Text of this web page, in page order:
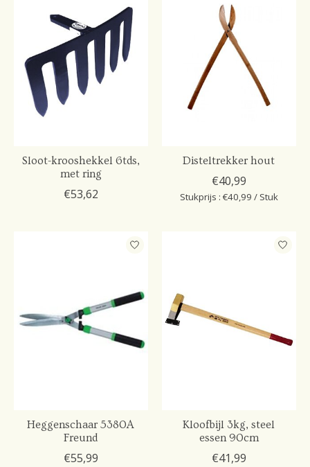
Sloot-krooshekkel 6tds,
met ring
€53,62
Disteltrekker hout
€40,99
Stukprijs : €40,99 / Stuk
Heggenschaar 5380A
Freund
€55,99
Kloofbijl 3kg, steel
essen 90cm
€41,99